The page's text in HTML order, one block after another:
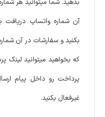
بدهید. شما میتوانید هر
آن شماره واتساپ دریافت
بکنید و سفارشات در آن
که بخواهید میتوانید لینک
پرداخت رو داخل پیام
غیرفعال بکنید.